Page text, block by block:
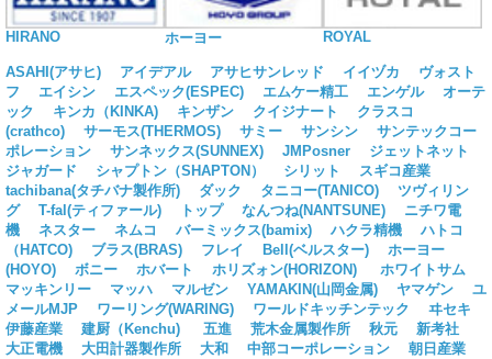
HIRANO ホーヨー ROYAL
ASAHI(アサヒ) アイデアル アサヒサンレッド イイヅカ
ヴォスト
フ
エイシン エスペック(ESPEC) エムケー精工 エンゲル
オーテ
ック
キンカ（KINKA) キンザン クイジナート
クラスコ
(crathco)
サーモス(THERMOS) サミー サンシン
サンテックコー
ポレーション
サンネックス(SUNNEX) JMPosner
ジェットネット
ジャガード
シャプトン（SHAPTON） シリット
スギコ産業
tachibana(タチバナ製作所)
ダック タニコー(TANICO)
ツヴィリン
グ
T-fal(ティファール) トップ なんつね(NANTSUNE)
ニチワ電
機
ネスター ネムコ バーミックス(bamix) ハクラ精機
ハトコ
（HATCO)
ブラス(BRAS) フレイ Bell(ベルスター)
ホーヨー
(HOYO)
ボニー ホバート ホリズォン(HORIZON)
ホワイトサム
マッキンリー
マッハ マルゼン YAMAKIN(山岡金属) ヤマゲン
ユ
メールMJP
ワーリング(WARING) ワールドキッチンテック
ヰセキ
伊藤産業
建厨（Kenchu) 五進 荒木金属製作所 秋元
新考社
大正電機
大田計器製作所 大和 中部コーポレーション
朝日産業